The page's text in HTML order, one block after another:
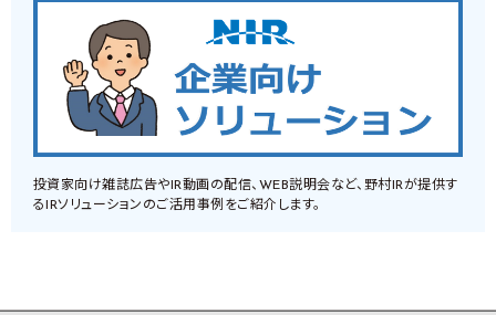
投資家向け雑誌広告やIR動画の配信、WEB説明会など、野村IRが提供す
るIRソリューションのご活用事例をご紹介します。